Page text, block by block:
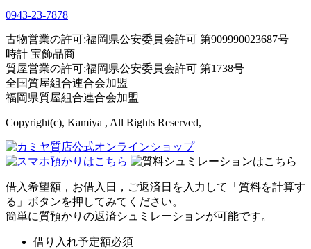
0943-23-7878
古物営業の許可:福岡県公安委員会許可 第909990023687号
時計 宝飾品商
質屋営業の許可:福岡県公安委員会許可 第1738号
全国質屋組合連合会加盟
福岡県質屋組合連合会加盟
Copyright(c), Kamiya , All Rights Reserved,
借入希望額，お借入日，ご返済日を入力して「質料を計算す
る」ボタンを押してみてください。
簡単に質預かりの返済シュミレーションが可能です。
借り入れ予定額必須